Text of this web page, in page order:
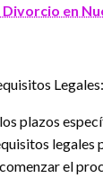
Divorcio en
Legales:
plazos
legales
el